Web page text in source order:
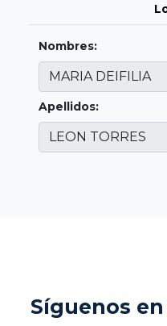
Nombres:
Apellidos:
Síguenos